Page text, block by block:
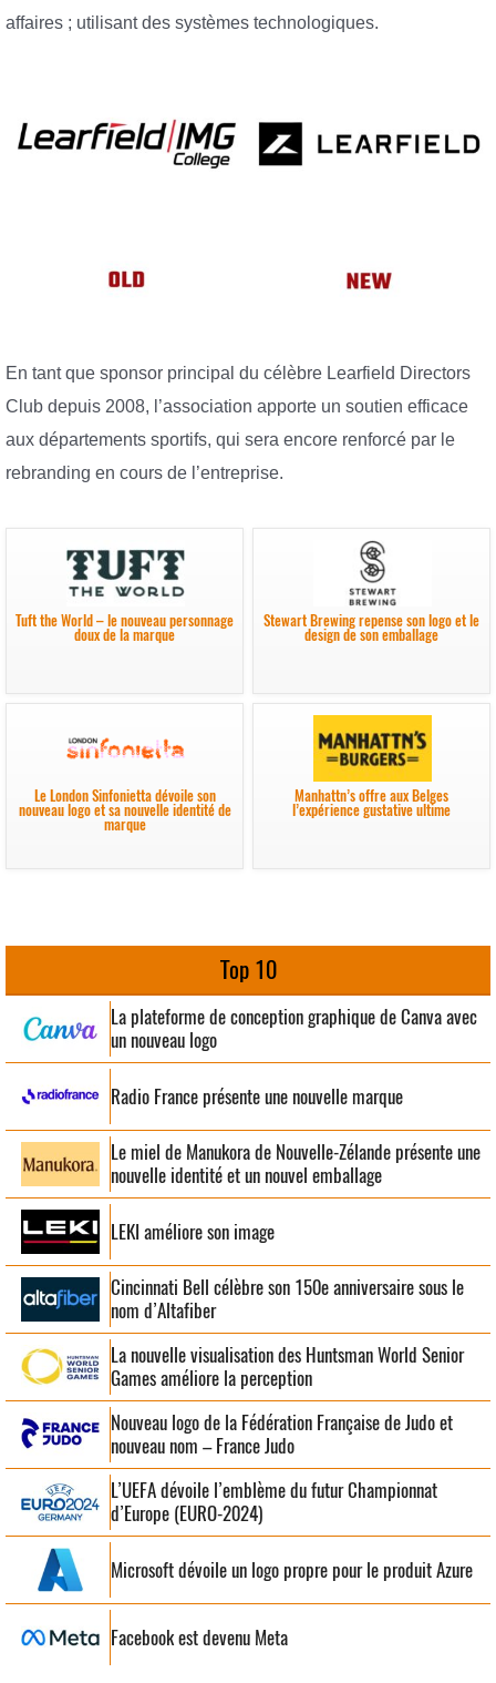
affaires ; utilisant des systèmes technologiques.
En tant que sponsor principal du célèbre Learfield Directors
Club depuis 2008, l’association apporte un soutien efficace
aux départements sportifs, qui sera encore renforcé par le
rebranding en cours de l’entreprise.
Tuft the World – le nouveau personnage
doux de la marque
Stewart Brewing repense son logo et le
design de son emballage
Le London Sinfonietta dévoile son
nouveau logo et sa nouvelle identité de
marque
Manhattn’s offre aux Belges
l’expérience gustative ultime
Top 10
La plateforme de conception graphique de Canva avec
un nouveau logo
Radio France présente une nouvelle marque
Le miel de Manukora de Nouvelle-Zélande présente une
nouvelle identité et un nouvel emballage
LEKI améliore son image
Cincinnati Bell célèbre son 150e anniversaire sous le
nom d’Altafiber
La nouvelle visualisation des Huntsman World Senior
Games améliore la perception
Nouveau logo de la Fédération Française de Judo et
nouveau nom – France Judo
L’UEFA dévoile l’emblème du futur Championnat
d’Europe (EURO-2024)
Microsoft dévoile un logo propre pour le produit Azure
Facebook est devenu Meta